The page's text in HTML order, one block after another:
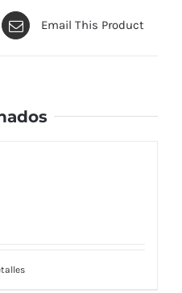
Email This Product